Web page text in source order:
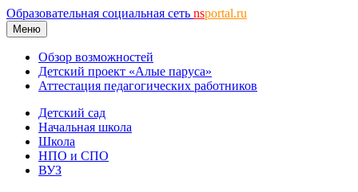
Образовательная социальная сеть nsportal.ru
Меню
Обзор возможностей
Детский проект «Алые паруса»
Аттестация педагогических работников
Детский сад
Начальная школа
Школа
НПО и СПО
ВУЗ